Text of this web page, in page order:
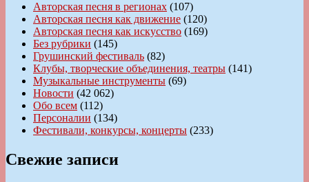
Авторская песня в регионах (107)
Авторская песня как движение (120)
Авторская песня как искусство (169)
Без рубрики (145)
Грушинский фестиваль (82)
Клубы, творческие объединения, театры (141)
Музыкальные инструменты (69)
Новости (42 062)
Обо всем (112)
Персоналии (134)
Фестивали, конкурсы, концерты (233)
Свежие записи